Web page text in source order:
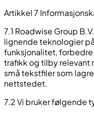
Artikkel 7
7.1 Roadwise Group
lignende teknologier
funksjonalitet,
trafikk og tilby relevant
små tekstfiler som
nettstedet.
7.2 Vi bruker følgende